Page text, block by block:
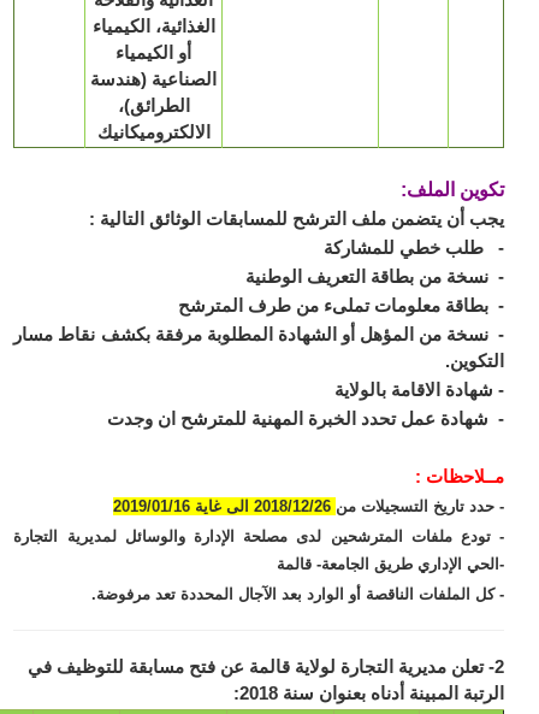
الغذائية، الكيمياء
أو الكيمياء
الصناعية (هندسة
الطرائق)،
الالكتروميكانيك
الملف:
أن يتضمن ملف الترشح للمسابقات الوثائق التالية :
طلب خطي للمشاركة
من بطاقة التعريف الوطنية
معلومات تملىء من طرف المترشح
من المؤهل أو الشهادة المطلوبة مرفقة بكشف نقاط مسار
الاقامة بالولاية
عمل تحدد الخبرة المهنية للمترشح ان وجدت
:
تاريخ التسجيلات من2018/12/26 الى غاية 2019/01/16
ملفات المترشحين لدى مصلحة الإدارة والوسائل لمديرية التجارة
الإداري طريق الجامعة- قالمة
الملفات الناقصة أو الوارد بعد الآجال المحددة تعد مرفوضة.
تعلن مديرية التجارة لولاية قالمة عن فتح مسابقة للتوظيف في
المبينة أدناه بعنوان سنة 2018: